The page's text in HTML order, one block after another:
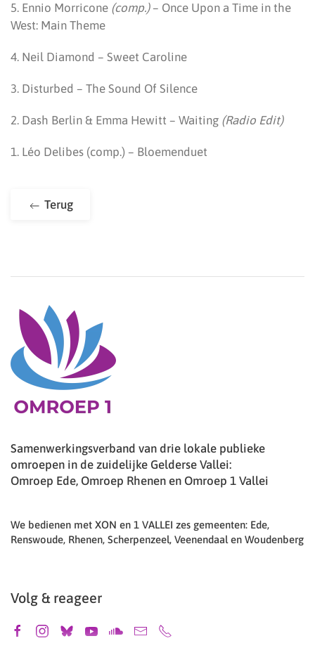
5. Ennio Morricone (comp.)– Once Upon a Time in the
West: Main Theme
4. Neil Diamond – Sweet Caroline
3. Disturbed – The Sound Of Silence
2. Dash Berlin & Emma Hewitt – Waiting (Radio Edit)
1. Léo Delibes (comp.) – Bloemenduet
Terug
Samenwerkingsverband van drie lokale publieke
omroepen in de zuidelijke Gelderse Vallei:
Omroep Ede, Omroep Rhenen en Omroep 1 Vallei
We bedienen met XON en 1 VALLEI zes gemeenten: Ede,
Renswoude, Rhenen, Scherpenzeel, Veenendaal en Woudenberg
Volg & reageer